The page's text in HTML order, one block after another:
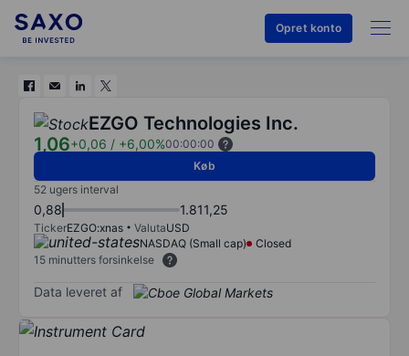
Opret konto
EZGO Technologies Inc.
1,06+0,06 / +6,00%00:00:00
Køb
52 ugers interval
0,88 1.811,25
TickerEZGO:xnas ValutaUSD
NASDAQ (Small cap)
Closed
15 minutters forsinkelse
Data leveret af